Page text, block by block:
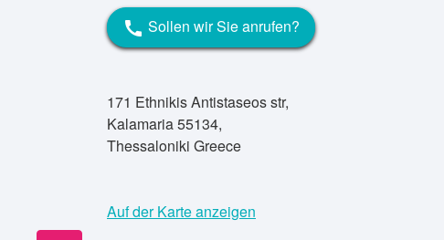
call Sollen wir Sie anrufen?
171 Ethnikis Antistaseos str,
Kalamaria 55134,
Thessaloniki Greece
Auf der Karte anzeigen